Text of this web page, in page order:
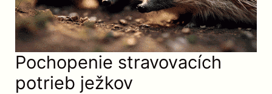
Pochopenie stravovacích
potrieb ježkov